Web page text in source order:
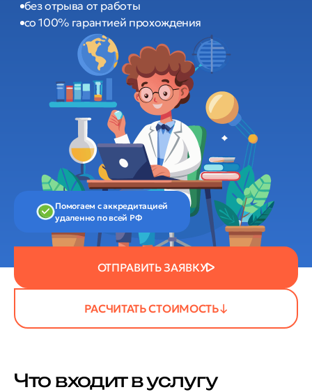
без отрыва от работы
со 100% гарантией прохождения
РАСЧИТАТЬ СТОИМОСТЬ
ОТПРАВИТЬ ЗАЯВКУ
Помогаем с аккредитацией
удаленно по всей РФ
Что входит в услугу